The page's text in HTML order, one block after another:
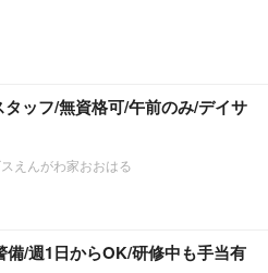
タッフ/無資格可/午前のみ/デイサ
えんがわ家おおはる
/週1日からOK/研修中も手当有